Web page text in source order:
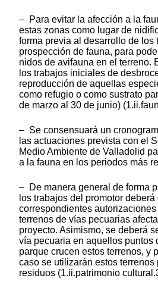
– Para evitar la afección a la
estas zonas como lugar de
forma previa al desarrollo de los
prospección de fauna, para
nidos de avifauna en el terreno.
los trabajos iniciales de
reproducción de aquellas
como refugio o como sustrato
de marzo al 30 de junio)
– Se consensuará un
las actuaciones prevista con el
Medio Ambiente de Valladolid
a la fauna en los periodos más
– De manera general de forma
los trabajos del promotor
correspondientes
terrenos de vías pecuarias
proyecto. Asimismo, se deberá
vía pecuaria en aquellos puntos
parque crucen estos terrenos, y
caso se utilizarán estos terrenos
residuos (1.ii.patrimonio